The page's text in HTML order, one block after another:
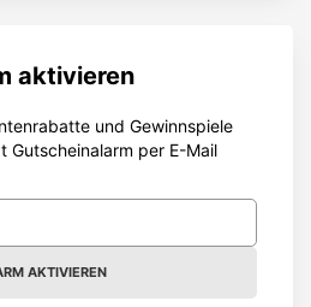
aktivieren
und Gewinnspiele
Gutscheinalarm per E-Mail
AKTIVIEREN